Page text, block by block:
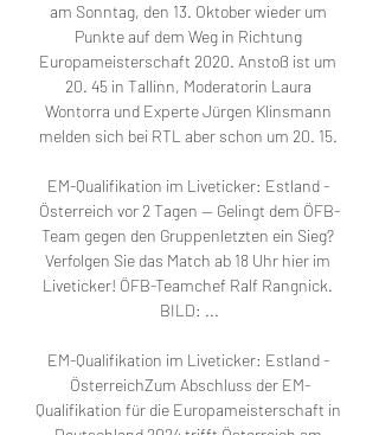
am Sonntag, den 13. Oktober wieder um
Punkte auf dem Weg in Richtung
Europameisterschaft 2020. Anstoß ist um
20. 45 in Tallinn, Moderatorin Laura
Wontorra und Experte Jürgen Klinsmann
melden sich bei RTL aber schon um 20. 15.
EM-Qualifikation im Liveticker: Estland -
Österreich vor 2 Tagen — Gelingt dem ÖFB-
Team gegen den Gruppenletzten ein Sieg?
Verfolgen Sie das Match ab 18 Uhr hier im
Liveticker! ÖFB-Teamchef Ralf Rangnick.
BILD: ...
EM-Qualifikation im Liveticker: Estland -
ÖsterreichZum Abschluss der EM-
Qualifikation für die Europameisterschaft in